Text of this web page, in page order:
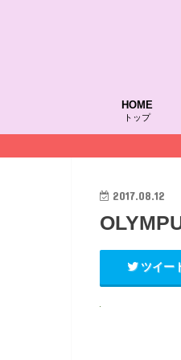
HOME
トップ
2017.08.12
ツイー